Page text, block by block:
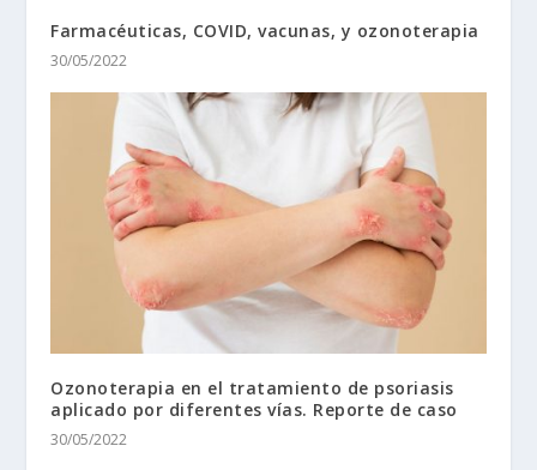
Farmacéuticas, COVID, vacunas, y ozonoterapia
30/05/2022
Ozonoterapia en el tratamiento de psoriasis
aplicado por diferentes vías. Reporte de caso
30/05/2022